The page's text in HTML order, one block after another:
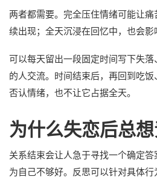
两者都需要。完全压住情绪可能让
续出现；全天沉浸在回忆中，也会影
可以每天留出一段固定时间写下失
的人交流。时间结束后，再回到吃
否认情绪，也不让它占据全天。
为什么失恋后总想
关系结束会让人急于寻找一个确定
为自己不够好。反思可以针对具体